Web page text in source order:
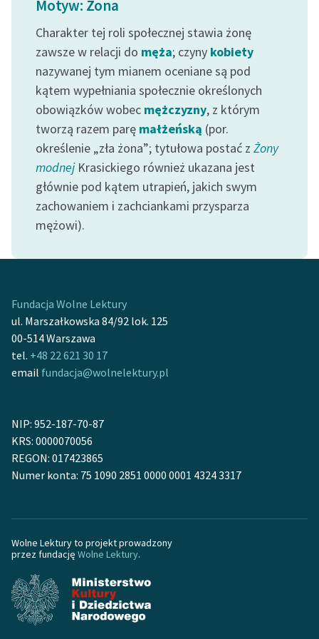
Ręce pełne poezji
Kolekcje edukacyjne
twórców przechodzących
do domeny publicznej,
lektur szkolnych oraz
Starego Testamentu
Odkurzamy bohaterów
Szkoła Poezji Wolnych
O nas
Zespół
Zasady wykorzystania
Wolnych Lektur
Materiały promocyjne
Polityka prywatności
Regulamin biblioteki
Regulamin darowizn
Informacja o treściach
wrażliwych
Deklaracja dostępności
Motyw: Żona
Charakter tej roli społecznej stawia żonę
zawsze w relacji do męża; czyny kobiety
nazywanej tym mianem oceniane są pod
kątem wypełniania społecznie określonych
obowiązków wobec mężczyzny, z którym
tworzą razem parę małżeńską (por.
określenie „zła żona”; tytułowa postać z Żony
modnejKrasickiego również ukazana jest
głównie pod kątem utrapień, jakich swym
zachowaniem i zachciankami przysparza
mężowi).
Fundacja Wolne Lektury
ul. Marszałkowska 84/92 lok. 125
00-514 Warszawa
tel. +48 22 621 30 17
email fundacja@wolnelektury.pl
NIP: 952-187-70-87
KRS: 0000070056
REGON: 017423865
Numer konta: 75 1090 2851 0000 0001 4324 3317
Wolne Lektury to projekt prowadzony
przez fundację Wolne Lektury.